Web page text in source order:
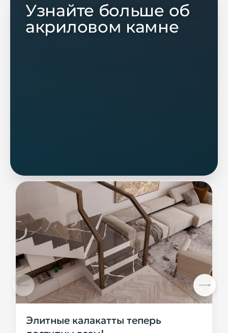
Узнайте больше об
акриловом камне
Элитные калакатты теперь